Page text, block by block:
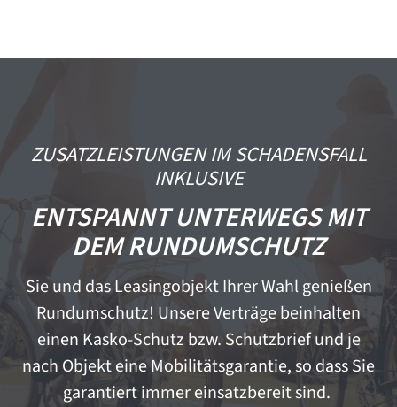
ZUSATZLEISTUNGEN IM SCHADENSFALL
INKLUSIVE
ENTSPANNT UNTERWEGS MIT
DEM RUNDUMSCHUTZ
Sie und das Leasingobjekt Ihrer Wahl genießen
Rundumschutz! Unsere Verträge beinhalten
einen Kasko-Schutz bzw. Schutzbrief und je
nach Objekt eine Mobilitätsgarantie, so dass Sie
garantiert immer einsatzbereit sind.